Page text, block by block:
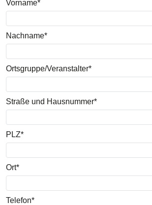
Vorname*
Nachname*
Ortsgruppe/Veranstalter*
Straße und Hausnummer*
PLZ*
Ort*
Telefon*